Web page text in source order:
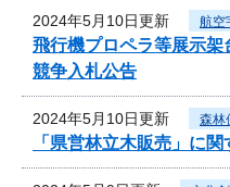
2024年5月10日更新 航空
飛行機プロペラ等展示
競争入札公告
2024年5月10日更新 森林
「県営林立木販売」に